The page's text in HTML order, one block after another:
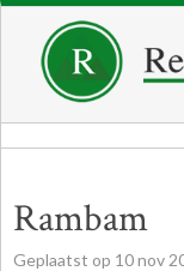
Rambam
Geplaatst op 10nov